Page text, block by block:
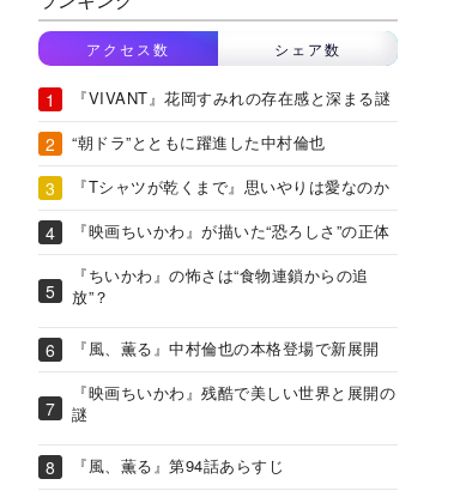
アクセス数 シェア数
『VIVANT』花岡すみれの存在感と深まる謎
“朝ドラ”とともに躍進した中村倫也
『Tシャツが乾くまで』思いやりは愛なのか
『映画ちいかわ』が描いた“恐ろしさ”の正体
『ちいかわ』の怖さは“食物連鎖からの追
放”？
『風、薫る』中村倫也の本格登場で新展開
『映画ちいかわ』残酷で美しい世界と展開の
謎
『風、薫る』第94話あらすじ